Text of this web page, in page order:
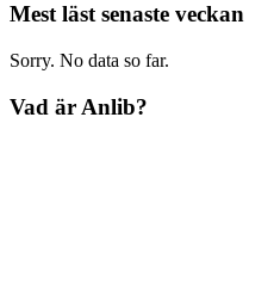
Mest läst senaste veckan
Sorry. No data so far.
Vad är Anlib?